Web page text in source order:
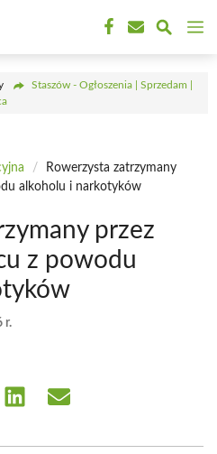
Staszów - Ogłoszenia | Sprzedam |
/
Rowerzysta zatrzymany
alkoholu i narkotyków
przez
z powodu
r.
Share Share